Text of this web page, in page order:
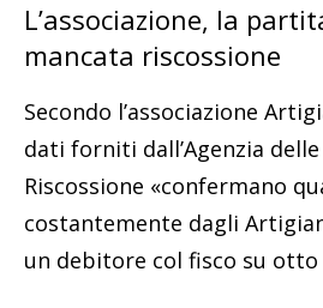
L’associazione, la
mancata riscossione
Secondo l’associazione
dati forniti dall’Agenzia
Riscossione «confermano
costantemente dagli
un debitore col fisco su otto